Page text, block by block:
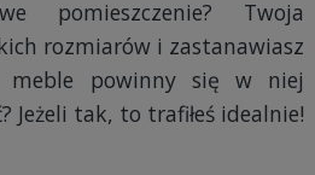
pomieszczenie? Twoja
rozmiarów i zastanawiasz
powinny się w niej
Jeżeli tak, to trafiłeś idealnie!